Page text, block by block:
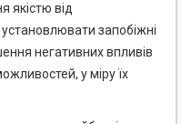
якістю від
запобіжні
негативних впливів
у міру їх